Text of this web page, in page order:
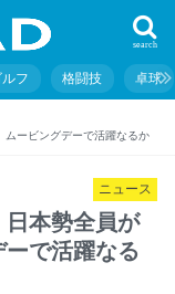
search
ルフ 格闘技 卓球
ービングデーで活躍なるか
ニュース
日本勢全員が
で活躍なる